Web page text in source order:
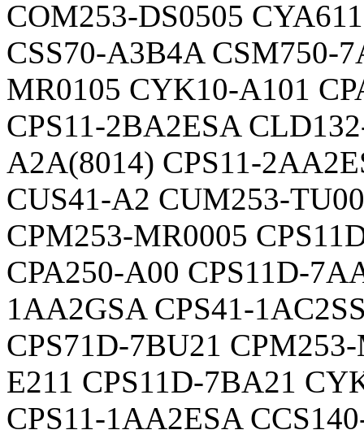
COM253-DS0505
CSS70-A3B4A CSM750-
MR0105 CYK10-A101
CPS11-2BA2ESA
A2A(8014) CPS11-
CUS41-A2 CUM253-
CPM253-MR0005
CPA250-A00 CPS11D-
1AA2GSA CPS41-
CPS71D-7BU21
E211 CPS11D-7BA21
CPS11-1AA2ESA